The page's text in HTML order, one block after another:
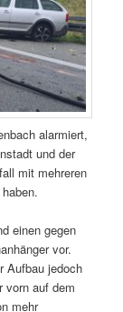
alarmiert,
und der
mit mehreren
einen gegen
vor.
Aufbau jedoch
vorn auf dem
mehr